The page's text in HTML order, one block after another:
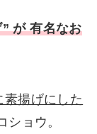
が 有名なお
揚げにした
ョウ。